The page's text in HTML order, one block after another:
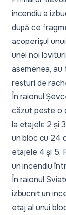
incendiu a
după ce
acoperișul
unei noi
asemenea,
resturi de
În raionul
căzut peste o
la etajele 2 și
un bloc cu 24
etajele 4 și 5.
un incendiu
În raionul
izbucnit un
etaj al unui